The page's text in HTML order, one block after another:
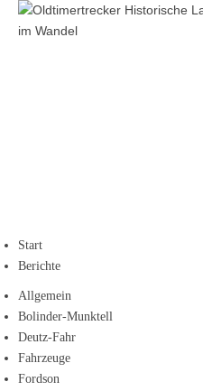
Start
Berichte
Allgemein
Bolinder-Munktell
Deutz-Fahr
Fahrzeuge
Fordson